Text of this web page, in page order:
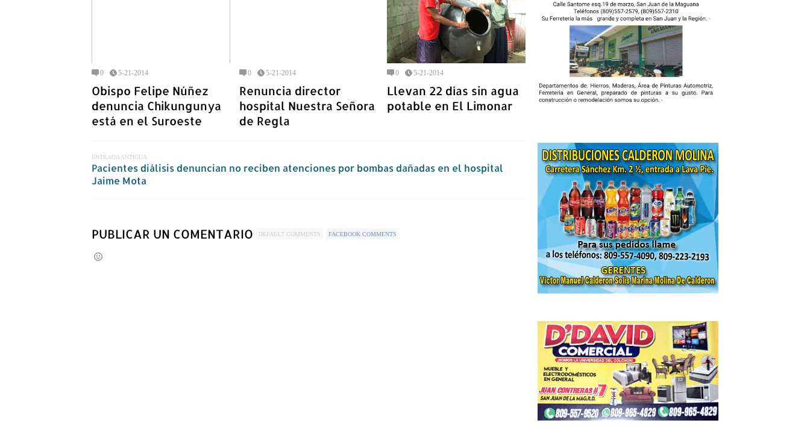
0 5-21-2014
Obispo Felipe Núñez
denuncia Chikungunya
está en el Suroeste
0 5-21-2014
Renuncia director
hospital Nuestra Señora
de Regla
0 5-21-2014
Llevan 22 días sin agua
potable en El Limonar
ENTRADA ANTIGUA
Pacientes diálisis denuncian no reciben atenciones por bombas dañadas en el hospital
Jaime Mota
PUBLICAR UN COMENTARIO DEFAULT COMMENTS FACEBOOK COMMENTS